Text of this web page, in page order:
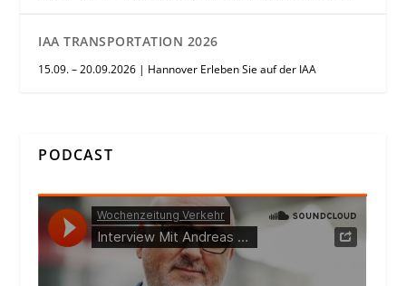
IAA TRANSPORTATION 2026
15.09. – 20.09.2026 | Hannover Erleben Sie auf der IAA
PODCAST